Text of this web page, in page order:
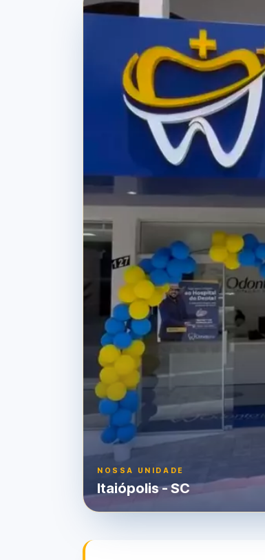
NOSSA UNIDADE
Itaiópolis-SC